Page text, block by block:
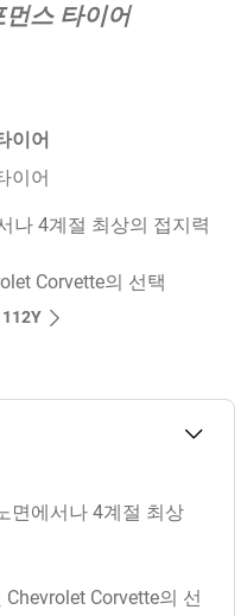
스 타이어
이어
이어
나 4계절 최상의 접지력
Corvette의 선택
면에서나 4계절 최상
Corvette의 선